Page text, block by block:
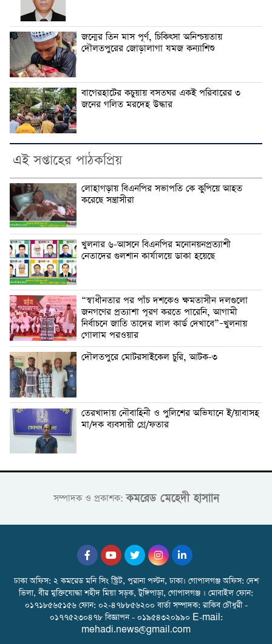
জন্মের তিন মাস পূর্ণ, চিকিৎসা অনিশ্চয়তায়
দৌলতপুরের জোড়ালাগা যমজ কন্যাশিশু
বাগেরহাটের কচুয়ায় বসতঘর একই পরিবারের ৩
জনের গলিত মরদেহ উদ্ধার
এই সপ্তাহের পাঠকপ্রিয়
লোহাগড়ায় বিএনপির সভাপতি কে কুপিয়ে আহত
করেছে সন্ত্রাসীরা
খুলনার ৬-আসনে বিএনপির মনোনয়নপ্রত্যাশী
নেতাদের গুলশান কার্যালয়ে ডাকা হয়েছে
“স্বাধীনতার পর পাঁচ দশকেও ক্ষমতাসীন দলগুলো
জনগণের প্রত্যাশা পূরণ করতে পারেনি, আগামী
নির্বাচনে জাতি তাদের লাল কার্ড দেখাবে”–খুলনায়
গোলাম পরওয়ার
দৌলতপুরে মোটরসাইকেল চুরি, আটক-৩
তেরখাদায় নৌবাহিনী ও পুলিশের অভিযানে ই/য়াবাসহ
মা/দক ব্যবসায়ী গ্রে/ফতার
সম্পাদক ও প্রকাশক:কমরেড মেহেদী হাসাান
ঢাকা অফিস: ২ কমরেড মনি সিং স্ট্রিট, পুরানা পল্টন, ঢাকা। গোপালগঞ্জ অফিস: দেশ
ভিলা, বীর মুক্তিযোদ্ধা শহীদ মিয়া সড়ক, টুঙ্গিপাড়া, গোপালগঞ্জ । মোবাইল ফোন:
০১৭১৮৫৬৫১৫৬ ফোন: ০২-৪৭৮৮৫৬২০০ বার্তা সম্পাদক: রাকিব চৌধুরী -
০১৭৭৫২৩০৪৭৮ বিজ্ঞাপন - ০১৯৫৪৩২০৯৯০ E-mail:
mehadi.news@gmail.com